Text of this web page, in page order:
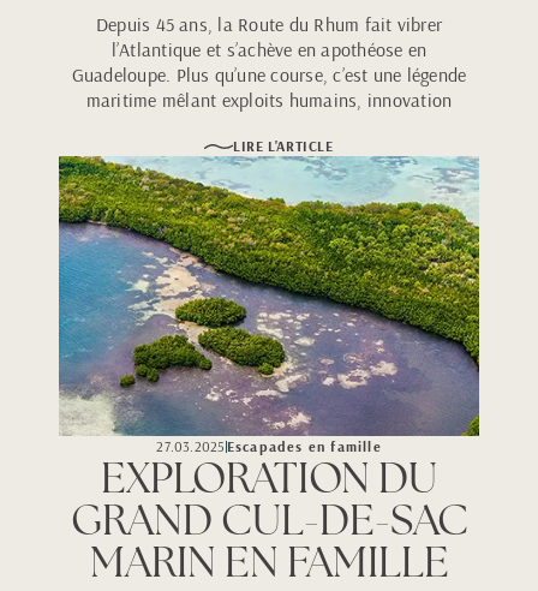
Depuis 45 ans, la Route du Rhum fait vibrer
l’Atlantique et s’achève en apothéose en
Guadeloupe. Plus qu’une course, c’est une légende
maritime mêlant exploits humains, innovation
LIRE L'ARTICLE
27.03.2025Escapades en famille
EXPLORATION DU
GRAND CUL-DE-SAC
MARIN EN FAMILLE